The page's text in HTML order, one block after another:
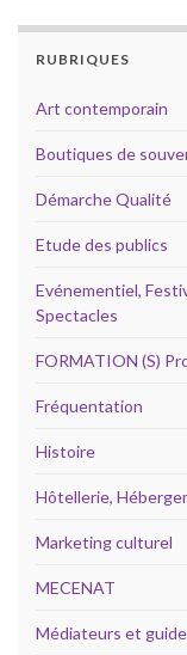
RUBRIQUES
Art contemporain
Boutiques de
Démarche Qualité
Etude des publics
Evénementiel,
Spectacles
FORMATION (S)
Fréquentation
Histoire
Hôtellerie,
Marketing culturel
MECENAT
Médiateurs et